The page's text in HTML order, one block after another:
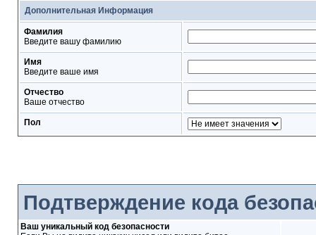
Дополнительная Информация
Фамилия
Введите вашу фамилию
Имя
Введите ваше имя
Отчество
Ваше отчество
Пол
Подтверждение кода
Ваш уникальный код безопасности